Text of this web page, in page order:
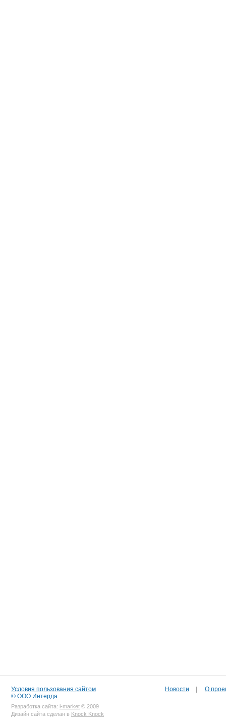
Условия пользования сайтом
© ООО Интерда
Разработка сайта: i-market © 2009
Дизайн сайта сделан в Knock Knock
Новости О